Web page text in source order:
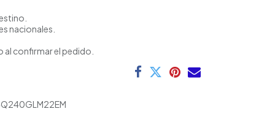
nacionales.
confirmar el pedido.